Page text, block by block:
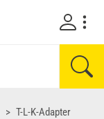
T-L-K-Adapter